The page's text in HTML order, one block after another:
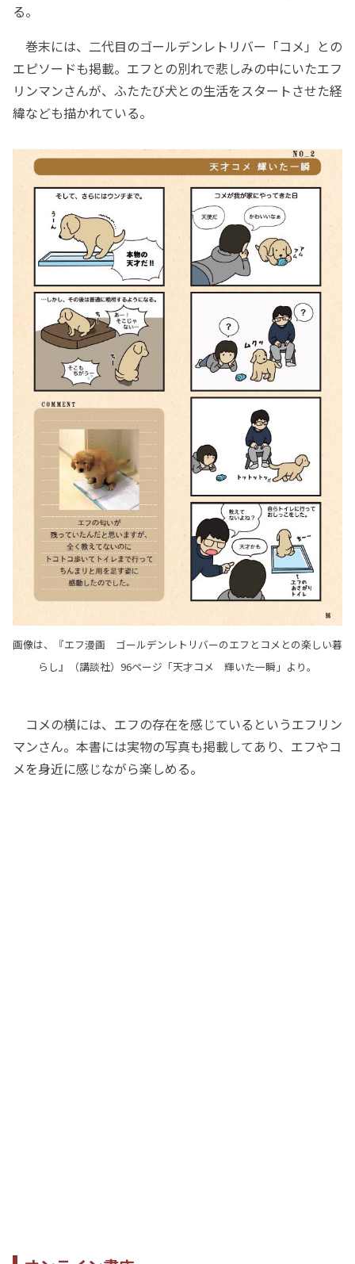
る。
巻末には、二代目のゴールデンレトリバー「コメ」との
エピソードも掲載。エフとの別れで悲しみの中にいたエフ
リンマンさんが、ふたたび犬との生活をスタートさせた経
緯なども描かれている。
画像は、『エフ漫画 ゴールデンレトリバーのエフとコメとの楽しい暮
らし』（講談社）96ページ「天才コメ 輝いた一瞬」より。
コメの横には、エフの存在を感じているというエフリン
マンさん。本書には実物の写真も掲載してあり、エフやコ
メを身近に感じながら楽しめる。